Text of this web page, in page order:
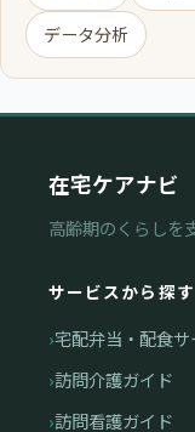
データ分析
在宅ケアナビ
高齢期のくらしを
サービスから探す
宅配弁当・配食サ
訪問介護ガイド
訪問看護ガイド